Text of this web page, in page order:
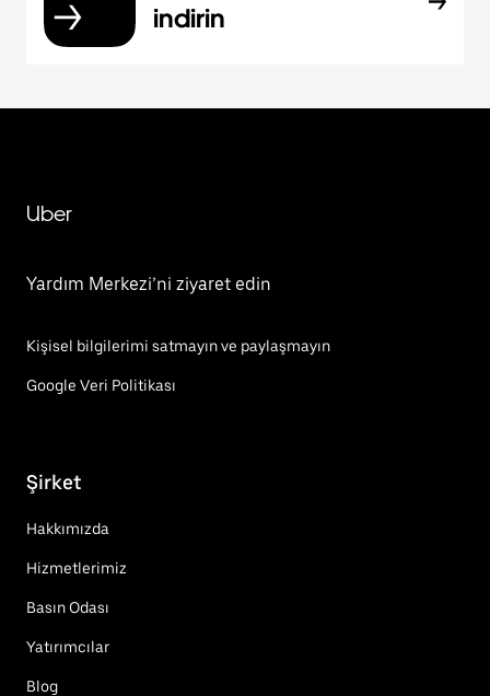
indirin
Uber
Yardım Merkezi’ni ziyaret edin
Kişisel bilgilerimi satmayın ve paylaşmayın
Google Veri Politikası
Şirket
Hakkımızda
Hizmetlerimiz
Basın Odası
Yatırımcılar
Blog